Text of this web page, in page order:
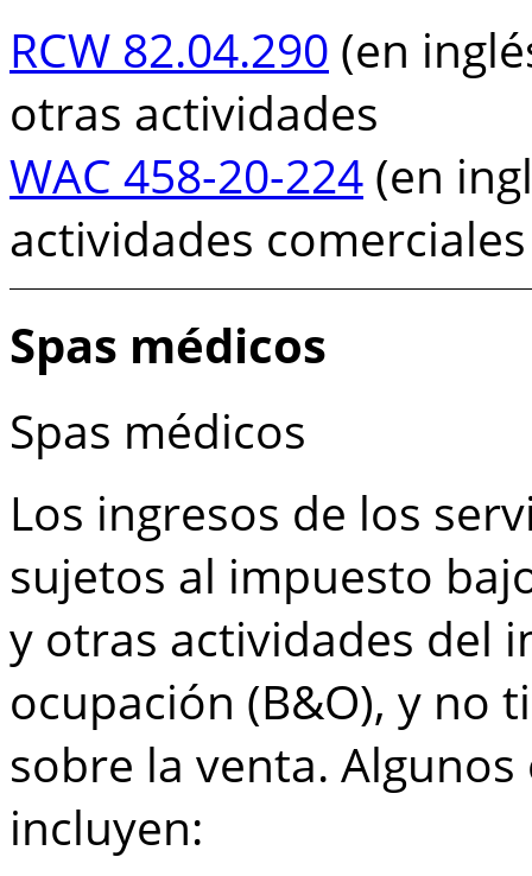
RCW 82.04.290 (en
otras actividades
WAC 458-20-224 (en
actividades comerciales
Spas médicos
Spas médicos
Los ingresos de los
sujetos al impuesto
y otras actividades del
ocupación (B&O), y no
sobre la venta.
incluyen: